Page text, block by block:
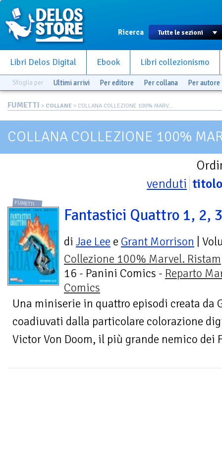
Ricerca
Libri Delos Digital Ebook Libri collezionismo
Sfoglia per Ultimi arrivi Per editore Per collana Per autore
FUMETTI > COLLANE > COLLANA COLLEZIONE 100% MARV...
COLLANA COLLEZIONE 100%
venduti titolo
FUMETTI
Fantastici Quattro 1, 2,
di Jae Lee e Grant Morrison |
Collezione 100% Marvel.
16 - Panini Comics - Reparto
Comics
Una miniserie in quattro episodi creata da
coadiuvati dalla particolare colorazione
Victor Von Doom, il più grande nemico dei